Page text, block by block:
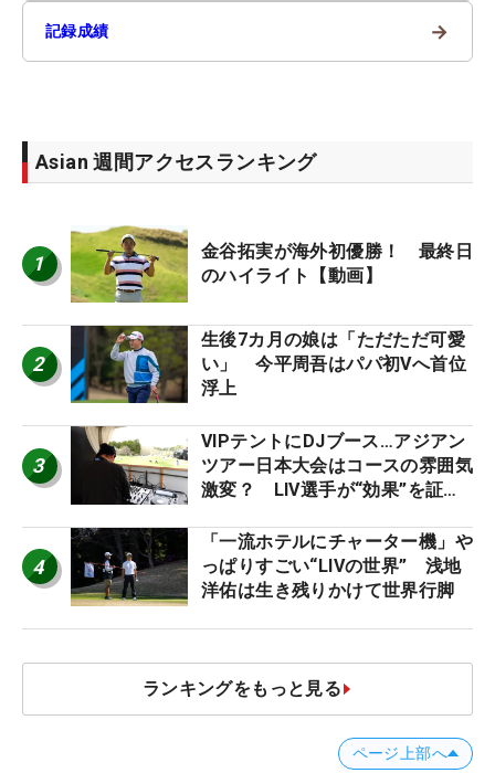
記録成績 →
Asian 週間アクセスランキング
1
金谷拓実が海外初優勝！ 最終日
のハイライト【動画】
2
生後7カ月の娘は「ただただ可愛
い」 今平周吾はパパ初Vへ首位
浮上
3
VIPテントにDJブース…アジアン
ツアー日本大会はコースの雰囲気
激変？ LIV選手が“効果”を証言
4
「一流ホテルにチャーター機」や
っぱりすごい“LIVの世界” 浅地
洋佑は生き残りかけて世界行脚
ランキングをもっと見る
ページ上部へ